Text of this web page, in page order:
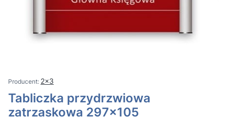
2x3
Tabliczka przydrzwiowa
zatrzaskowa 297×105